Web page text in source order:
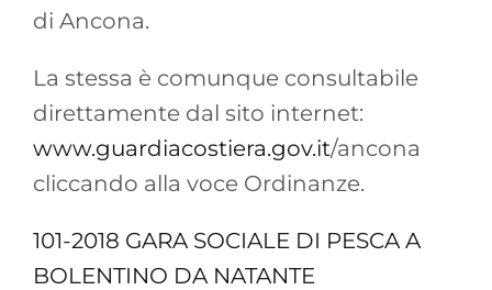
di Ancona.
La stessa è comunque consultabile
direttamente dal sito internet:
www.guardiacostiera.gov.it/ancona
cliccando alla voce Ordinanze.
101-2018 GARA SOCIALE DI PESCA A
BOLENTINO DA NATANTE